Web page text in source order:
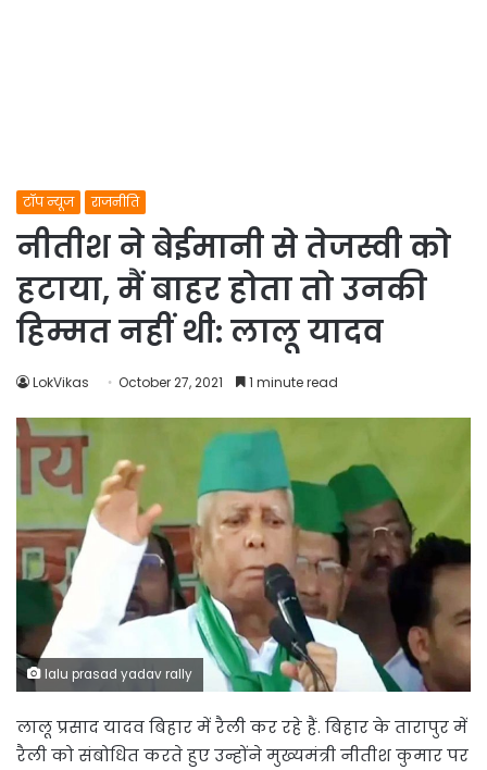
टॉप न्यूज राजनीति
नीतीश ने बेईमानी से तेजस्वी को
हटाया, मैं बाहर होता तो उनकी
हिम्मत नहीं थी: लालू यादव
LokVikas October 27, 2021 1 minute read
lalu prasad yadav rally
लालू प्रसाद यादव बिहार में रैली कर रहे हैं. बिहार के तारापुर में
रैली को संबोधित करते हुए उन्होंने मुख्यमंत्री नीतीश कुमार पर